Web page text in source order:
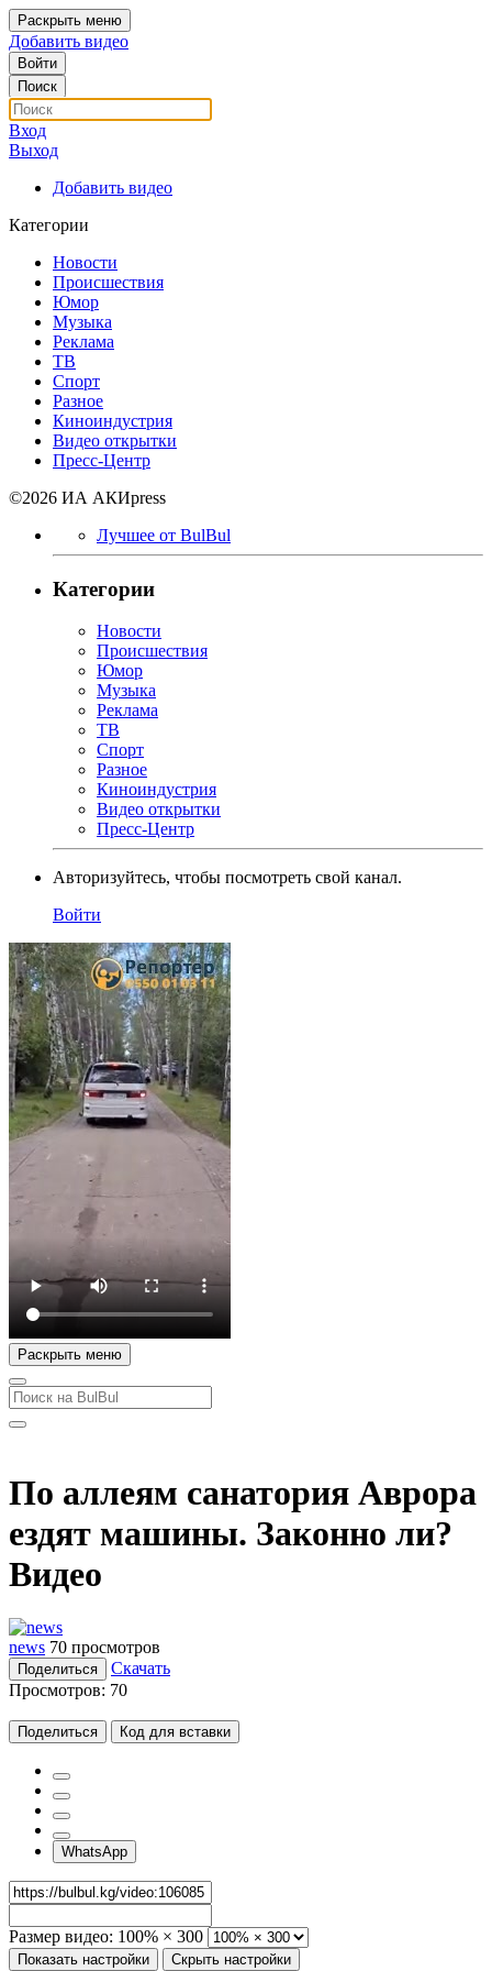
Раскрыть меню
Добавить видео
Войти
Поиск
Вход
Выход
Добавить видео
Категории
Новости
Происшествия
Юмор
Музыка
Реклама
ТВ
Спорт
Разное
Киноиндустрия
Видео открытки
Пресс-Центр
©2026 ИА АКИpress
Лучшее от BulBul
Категории
Новости
Происшествия
Юмор
Музыка
Реклама
ТВ
Спорт
Разное
Киноиндустрия
Видео открытки
Пресс-Центр
Авторизуйтесь, чтобы посмотреть свой канал.
Войти
Раскрыть меню
По аллеям санатория Аврора
ездят машины. Законно ли?
Видео
news 70 просмотров
Поделиться
Скачать
Просмотров: 70
Поделиться Код для вставки
WhatsApp
Размер видео: 100% × 300
Показать настройки Скрыть настройки